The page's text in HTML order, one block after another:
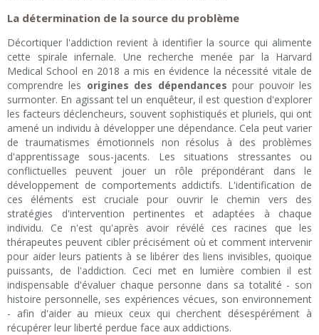
La détermination de la source du problème
Décortiquer l'addiction revient à identifier la source qui alimente
cette spirale infernale. Une recherche menée par la Harvard
Medical School en 2018 a mis en évidence la nécessité vitale de
comprendre les origines des dépendances pour pouvoir les
surmonter. En agissant tel un enquêteur, il est question d'explorer
les facteurs déclencheurs, souvent sophistiqués et pluriels, qui ont
amené un individu à développer une dépendance. Cela peut varier
de traumatismes émotionnels non résolus à des problèmes
d'apprentissage sous-jacents. Les situations stressantes ou
conflictuelles peuvent jouer un rôle prépondérant dans le
développement de comportements addictifs. L'identification de
ces éléments est cruciale pour ouvrir le chemin vers des
stratégies d'intervention pertinentes et adaptées à chaque
individu. Ce n'est qu'après avoir révélé ces racines que les
thérapeutes peuvent cibler précisément où et comment intervenir
pour aider leurs patients à se libérer des liens invisibles, quoique
puissants, de l'addiction. Ceci met en lumière combien il est
indispensable d'évaluer chaque personne dans sa totalité - son
histoire personnelle, ses expériences vécues, son environnement
- afin d'aider au mieux ceux qui cherchent désespérément à
récupérer leur liberté perdue face aux addictions.